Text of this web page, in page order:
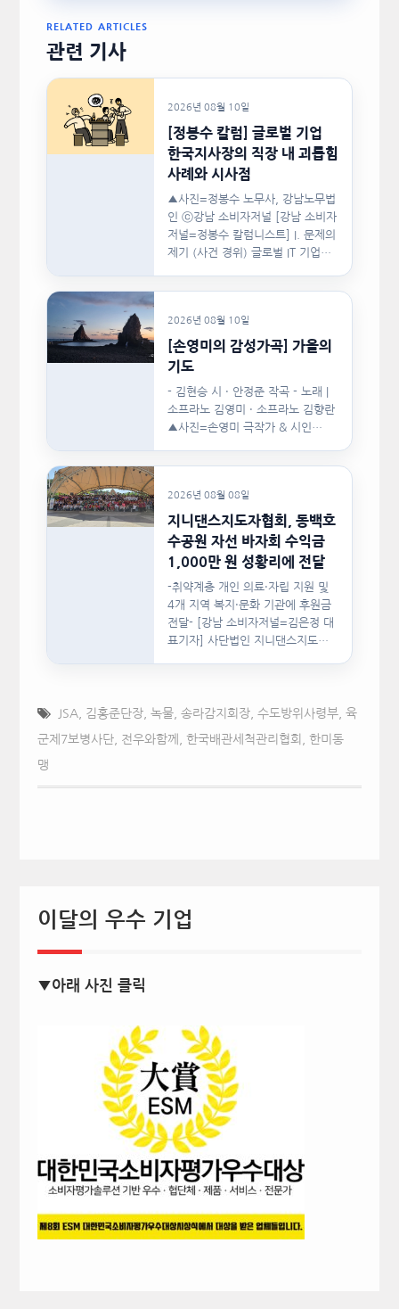
RELATED ARTICLES
관련 기사
2026년 08월 10일
[정봉수 칼럼] 글로벌 기업
한국지사장의 직장 내 괴롭힘
사례와 시사점
▲사진=정봉수 노무사, 강남노무법
인 ⓒ강남 소비자저널 [강남 소비자
저널=정봉수 칼럼니스트] I. 문제의
제기 (사건 경위) 글로벌 IT 기업의
2026년 08월 10일
[손영미의 감성가곡] 가을의
기도
- 김현승 시 · 안정준 작곡 - 노래 |
소프라노 김영미 · 소프라노 김향란
▲사진=손영미 극작가 & 시인…
2026년 08월 08일
지니댄스지도자협회, 동백호
수공원 자선 바자회 수익금
1,000만 원 성황리에 전달
-취약계층 개인 의료·자립 지원 및
4개 지역 복지·문화 기관에 후원금
전달- [강남 소비자저널=김은정 대
표기자] 사단법인 지니댄스지도자
JSA, 김홍준단장, 녹물, 송라감지회장, 수도방위사령부, 육
군제7보병사단, 전우와함께 한국배관세척관리협회 한미동
맹
이달의 우수 기업
▼아래 사진 클릭